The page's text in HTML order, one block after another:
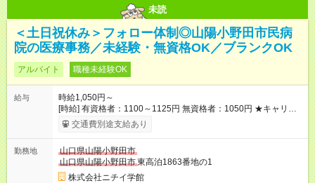
未読
＜土日祝休み＞フォロー体制◎山陽小野田市民病
院の医療事務／未経験・無資格OK／ブランクOK
アルバイト 職種未経験OK
給与
時給1,050円～
[時給] 有資格者：1100～1125円 無資格者：1050円 ★キャリア
アップ制度あり 進級により給与がアップします！ 【試用期間】
試用期間あり 試用期間の長さ：3ヶ月 雇用形態、給与は本採用
交通費別途支給あり
勤務地
山口県山陽小野田市
山口県山陽小野田市東高泊1863番地の1
株式会社ニチイ学館